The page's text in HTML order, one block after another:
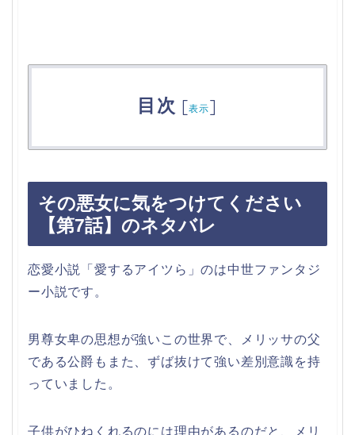
目次 [表示]
その悪女に気をつけてください
【第7話】のネタバレ
恋愛小説「愛するアイツら」のは中世ファンタジ
ー小説です。
男尊女卑の思想が強いこの世界で、メリッサの父
である公爵もまた、ずば抜けて強い差別意識を持
っていました。
子供がひねくれるのには理由があるのだと、メリ